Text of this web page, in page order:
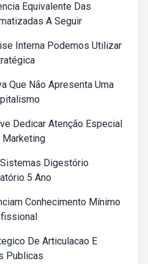
Equivalente Das
A Seguir
Interna Podemos Utilizar
Que Não Apresenta Uma
Dedicar Atenção Especial
Marketing
Digestório
5 Ano
Conhecimento Mínimo
De Articulacao E
Publicas